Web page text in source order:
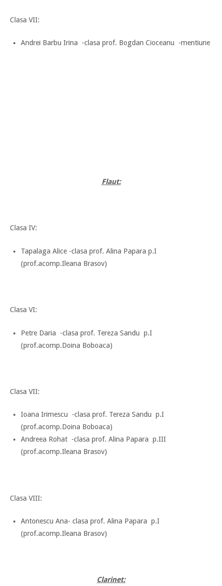
Clasa VII:
Andrei Barbu Irina -clasa prof. Bogdan Cioceanu -mentiune
Flaut:
Clasa IV:
Tapalaga Alice -clasa prof. Alina Papara p.I
(prof.acomp.Ileana Brasov)
Clasa VI:
Petre Daria -clasa prof. Tereza Sandu p.I
(prof.acomp.Doina Boboaca)
Clasa VII:
Ioana Irimescu -clasa prof. Tereza Sandu p.I
(prof.acomp.Doina Boboaca)
Andreea Rohat -clasa prof. Alina Papara p.III
(prof.acomp.Ileana Brasov)
Clasa VIII:
Antonescu Ana- clasa prof. Alina Papara p.I
(prof.acomp.Ileana Brasov)
Clarinet: